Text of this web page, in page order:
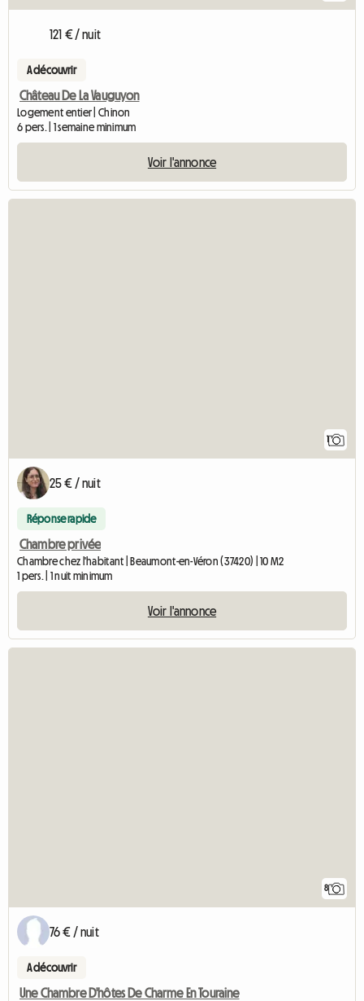
121 € / nuit
A découvrir
Château De La Vauguyon
Logement entier | Chinon
6 pers. | 1 semaine minimum
Voir l'annonce
1
25 € / nuit
Réponse rapide
Chambre privée
Chambre chez l'habitant | Beaumont-en-Véron (37420) | 10 M2
1 pers. | 1 nuit minimum
Voir l'annonce
8
76 € / nuit
A découvrir
Une Chambre D'hôtes De Charme En Touraine